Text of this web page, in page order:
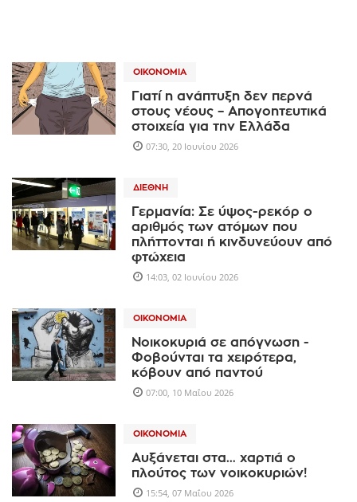
ΟΙΚΟΝΟΜΊΑ
Γιατί η ανάπτυξη δεν περνά
στους νέους – Απογοητευτικά
στοιχεία για την Ελλάδα
07:30, 20 Ιουνίου 2026
ΔΙΕΘΝΉ
Γερμανία: Σε ύψος-ρεκόρ ο
αριθμός των ατόμων που
πλήττονται ή κινδυνεύουν από
φτώχεια
14:03, 02 Ιουνίου 2026
ΟΙΚΟΝΟΜΊΑ
Νοικοκυριά σε απόγνωση -
Φοβούνται τα χειρότερα,
κόβουν από παντού
07:00, 10 Μαΐου 2026
ΟΙΚΟΝΟΜΊΑ
Αυξάνεται στα… χαρτιά ο
πλούτος των νοικοκυριών!
15:54, 07 Μαΐου 2026